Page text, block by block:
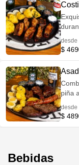
guacamole. *LOS
desde
$
piña
desde
$
Bebidas